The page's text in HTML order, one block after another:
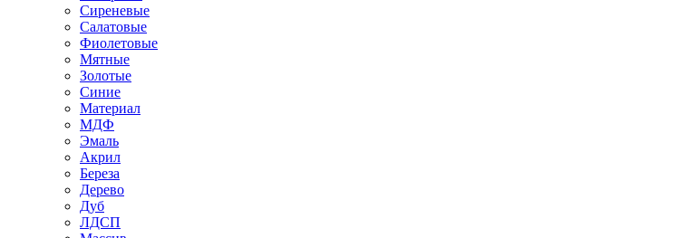
Сиреневые
Салатовые
Фиолетовые
Мятные
Золотые
Синие
Материал
МДФ
Эмаль
Акрил
Береза
Дерево
Дуб
ЛДСП